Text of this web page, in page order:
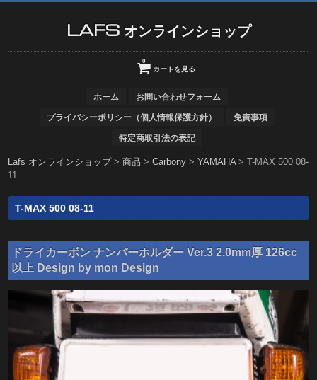
LAFS オンラインショップ
カートを見る
0
ホーム お問い合わせフォーム
プライバシーポリシー（個人情報保護方針） 免責事項
特定商取引法の表記
Lafs オンラインショップ>商品 >Carbony >YAMAHA>T-MAX 500 08-
11
T-MAX 500 08-11
ドライカーボン ナンバーホルダー Ver.3 2.0mm厚 126cc
以上 Design by mon Design